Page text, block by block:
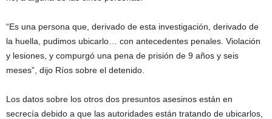
“Es una persona que, derivado de esta investigación, derivado de
la huella, pudimos ubicarlo… con antecedentes penales. Violación
y lesiones, y compurgó una pena de prisión de 9 años y seis
meses”, dijo Ríos sobre el detenido.
Los datos sobre los otros dos presuntos asesinos están en
secrecía debido a que las autoridades están tratando de ubicarlos,